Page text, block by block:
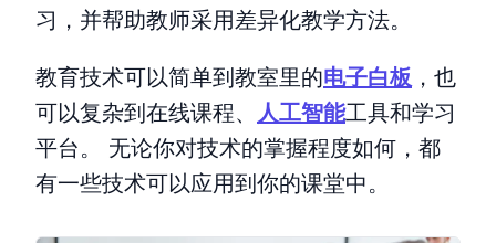
习，并帮助教师采用差异化教学方法。
教育技术可以简单到教室里的电子白板 ，也
可以复杂到在线课程、 人工智能工具和学习
平台。 无论你对技术的掌握程度如何，都
有一些技术可以应用到你的课堂中。